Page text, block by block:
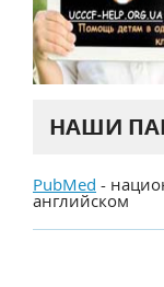
НАШИ
PubMed -
английском